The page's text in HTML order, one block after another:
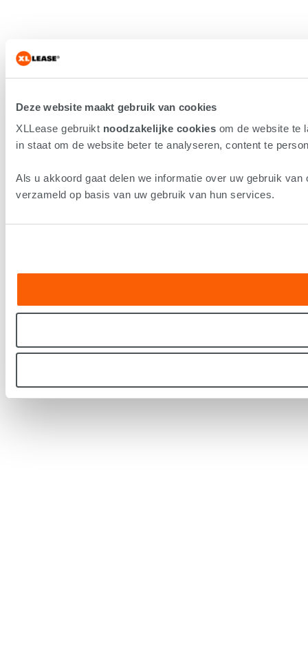
Deze website maakt gebruik van cookies
XLLease gebruikt noodzakelijke cookies om de website te
in staat om de website beter te analyseren, content te
Als u akkoord gaat delen we informatie over uw gebruik
verzameld op basis van uw gebruik van hun services.